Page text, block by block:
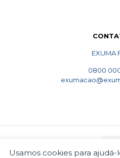
Usamos cookies para
EXUMA
0800